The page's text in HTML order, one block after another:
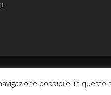
possibile, in